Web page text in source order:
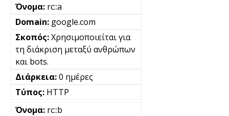
rc::a
google.com
Χρησιμοποιείται για
τη διάκριση μεταξύ ανθρώπων
και bots.
0 ημέρες
HTTP
rc::b